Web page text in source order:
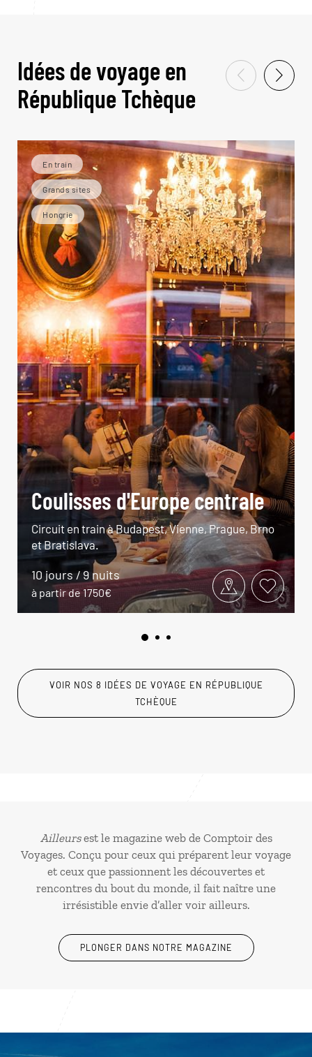
Idées de voyage en
République Tchèque
En train
Grands sites
Hongrie
Coulisses d'Europe centrale
Circuit en train à Budapest, Vienne, Prague, Brno
et Bratislava.
10 jours / 9 nuits
à partir de 1750€
VOIR NOS 8 IDÉES DE VOYAGE EN RÉPUBLIQUE
TCHÈQUE
Ailleursest le magazine web de Comptoir des
Voyages. Conçu pour ceux qui préparent leur voyage
et ceux que passionnent les découvertes et
rencontres du bout du monde, il fait naître une
irrésistible envie d’aller voir ailleurs.
PLONGER DANS NOTRE MAGAZINE